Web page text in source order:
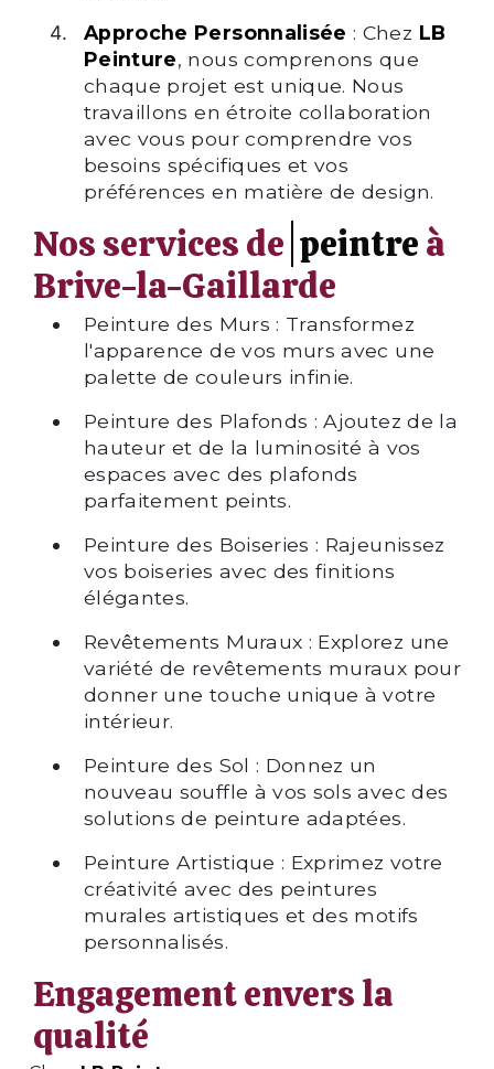
Approche Personnalisée : Chez LB
Peinture, nous comprenons que
chaque projet est unique. Nous
travaillons en étroite collaboration
avec vous pour comprendre vos
besoins spécifiques et vos
préférences en matière de design.
Nos services de peintreà
Brive-la-Gaillarde
Peinture des Murs : Transformez
l'apparence de vos murs avec une
palette de couleurs infinie.
Peinture des Plafonds : Ajoutez de la
hauteur et de la luminosité à vos
espaces avec des plafonds
parfaitement peints.
Peinture des Boiseries : Rajeunissez
vos boiseries avec des finitions
élégantes.
Revêtements Muraux : Explorez une
variété de revêtements muraux pour
donner une touche unique à votre
intérieur.
Peinture des Sol : Donnez un
nouveau souffle à vos sols avec des
solutions de peinture adaptées.
Peinture Artistique : Exprimez votre
créativité avec des peintures
murales artistiques et des motifs
personnalisés.
Engagement envers la
qualité